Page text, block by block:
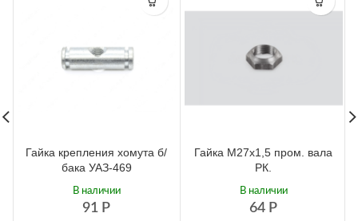
Гайка крепления хомута б/
бака УАЗ-469
91 Р
В наличии
Гайка М27х1,5 пром. вала
РК.
64 Р
В наличии